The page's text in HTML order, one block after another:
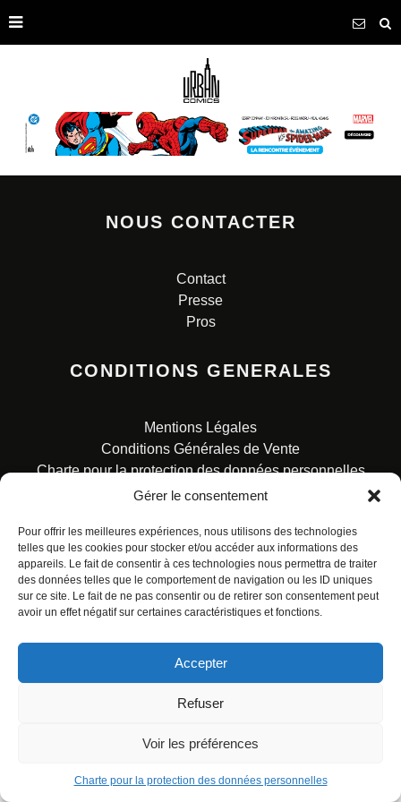
Gérer le consentement
Pour offrir les meilleures expériences, nous utilisons des technologies
telles que les cookies pour stocker et/ou accéder aux informations des
appareils. Le fait de consentir à ces technologies nous permettra de traiter
des données telles que le comportement de navigation ou les ID uniques
sur ce site. Le fait de ne pas consentir ou de retirer son consentement peut
avoir un effet négatif sur certaines caractéristiques et fonctions.
Accepter
Refuser
Voir les préférences
Charte pour la protection des données personnelles
NOUS CONTACTER
Contact
Presse
Pros
CONDITIONS GENERALES
Mentions Légales
Conditions Générales de Vente
Charte pour la protection des données personnelles
© ALL RIGHTS RESERVED. URBAN COMICS POUR LES
ÉDITIONS FRANÇAISES.